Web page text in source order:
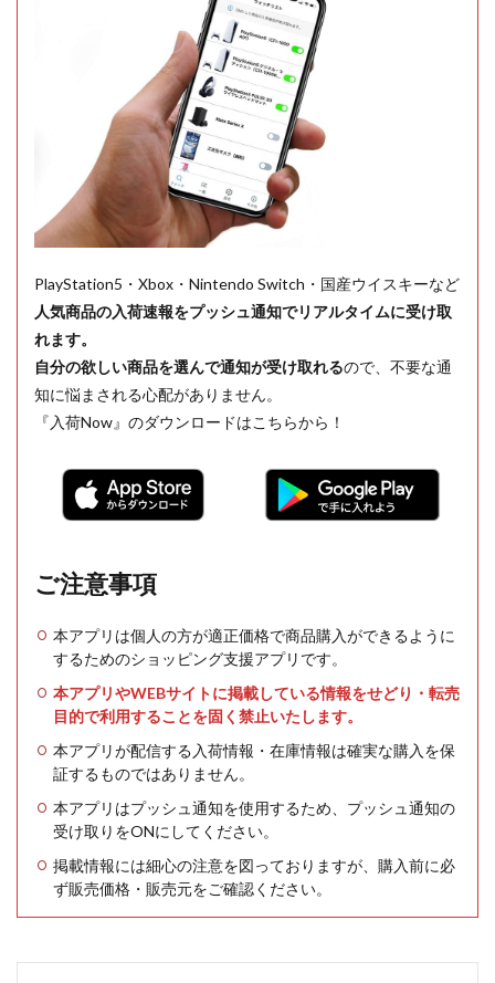
PlayStation5・Xbox・Nintendo Switch・国産ウイスキーなど
人気商品の入荷速報をプッシュ通知でリアルタイムに受け取
れます。
自分の欲しい商品を選んで通知が受け取れるので、不要な通
知に悩まされる心配がありません。
『入荷Now』のダウンロードはこちらから！
ご注意事項
本アプリは個人の方が適正価格で商品購入ができるように
するためのショッピング支援アプリです。
本アプリやWEBサイトに掲載している情報をせどり・転売
目的で利用することを固く禁止いたします。
本アプリが配信する入荷情報・在庫情報は確実な購入を保
証するものではありません。
本アプリはプッシュ通知を使用するため、プッシュ通知の
受け取りをONにしてください。
掲載情報には細心の注意を図っておりますが、購入前に必
ず販売価格・販売元をご確認ください。